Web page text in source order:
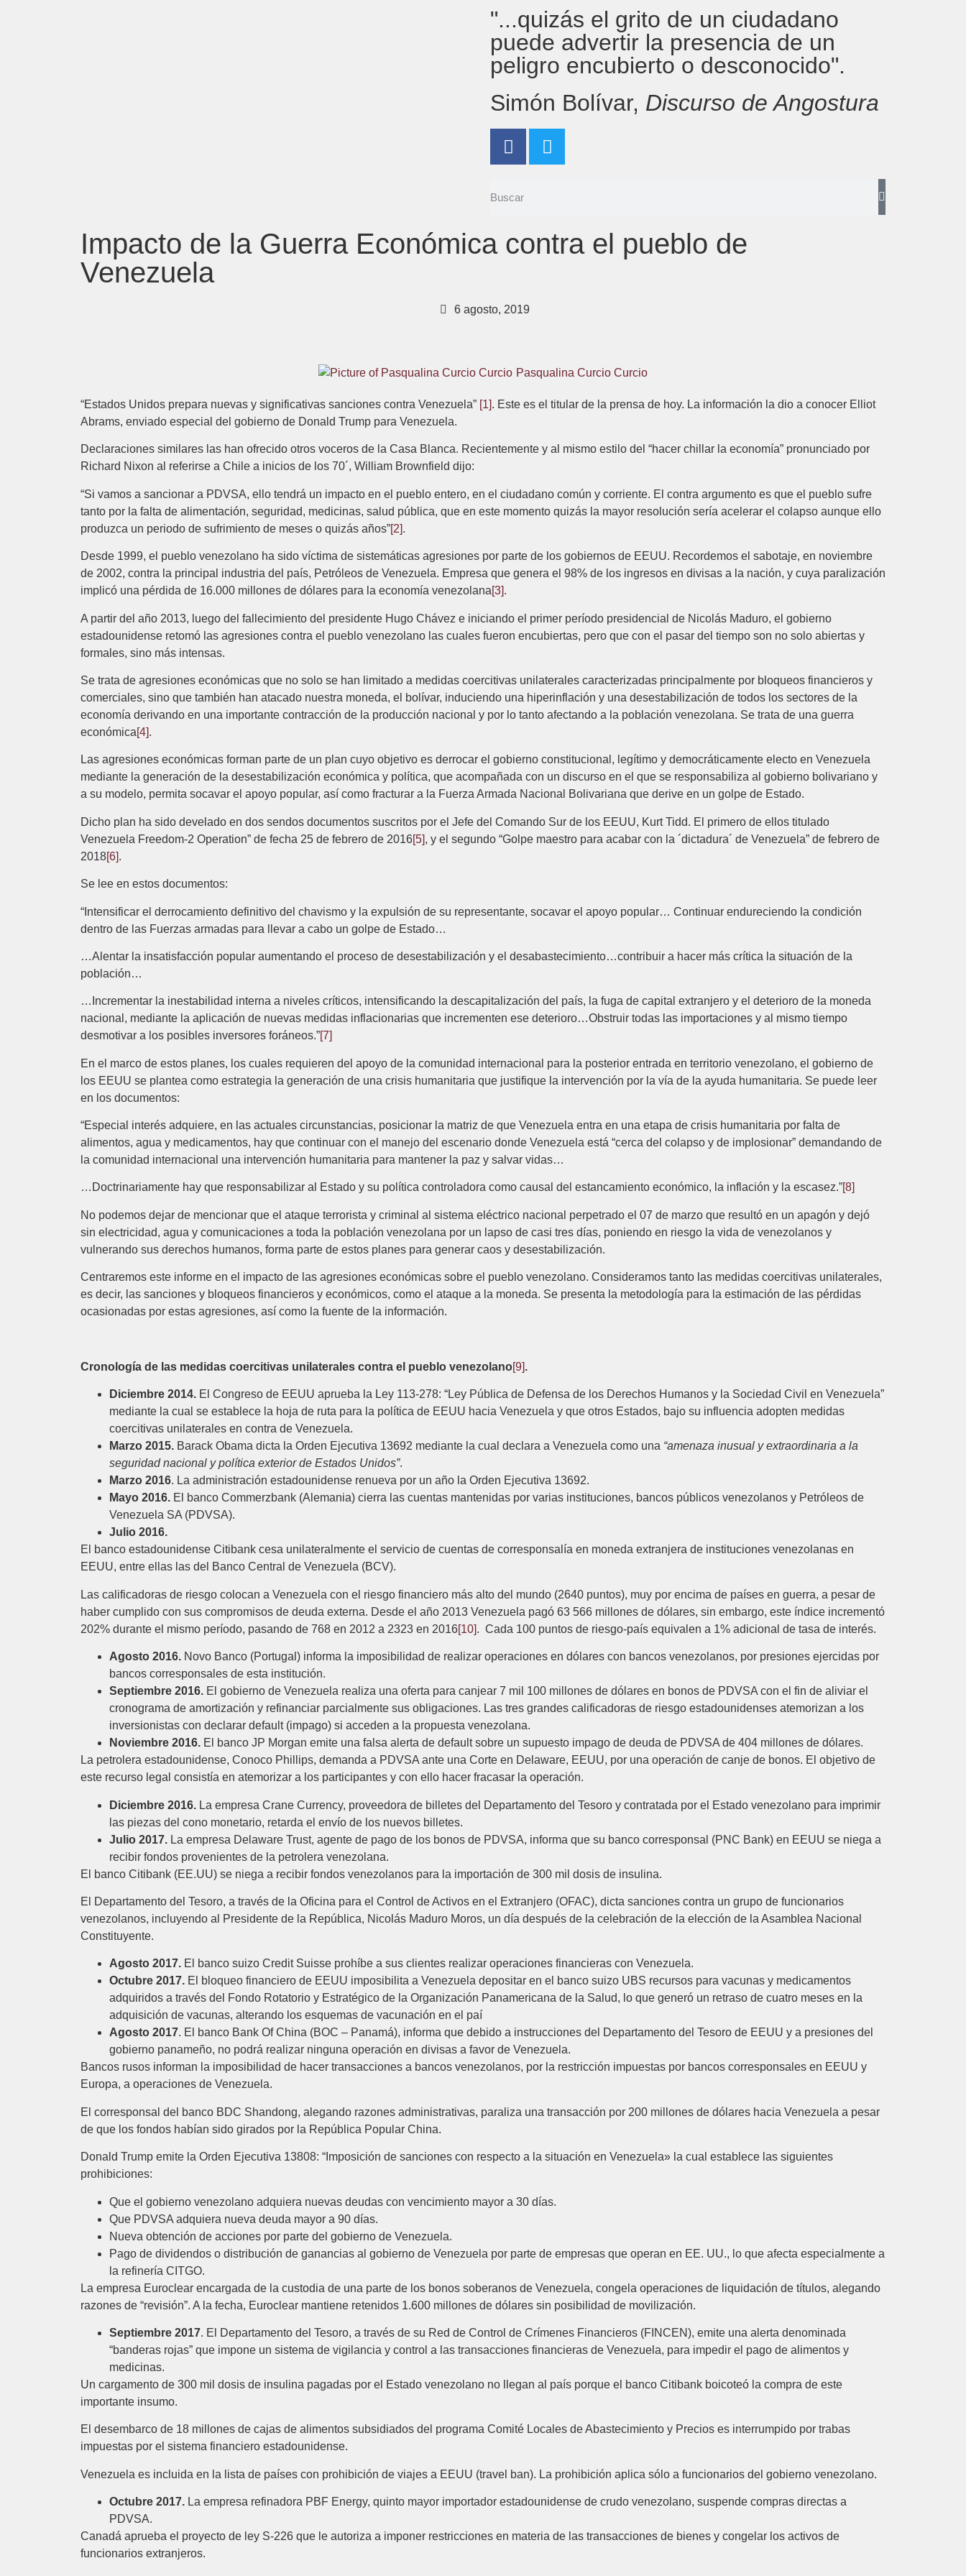
"...quizás el grito de un ciudadano
puede advertir la presencia de un
peligro encubierto o desconocido".
Simón Bolívar, Discurso de Angostura
Impacto de la Guerra Económica contra el pueblo de
Venezuela
6 agosto, 2019
Pasqualina Curcio Curcio
“Estados Unidos prepara nuevas y significativas sanciones contra Venezuela” [1]. Este es el titular de la prensa de hoy. La información la dio a conocer Elliot
Abrams, enviado especial del gobierno de Donald Trump para Venezuela.
Declaraciones similares las han ofrecido otros voceros de la Casa Blanca. Recientemente y al mismo estilo del “hacer chillar la economía” pronunciado por
Richard Nixon al referirse a Chile a inicios de los 70´, William Brownfield dijo:
“Si vamos a sancionar a PDVSA, ello tendrá un impacto en el pueblo entero, en el ciudadano común y corriente. El contra argumento es que el pueblo sufre
tanto por la falta de alimentación, seguridad, medicinas, salud pública, que en este momento quizás la mayor resolución sería acelerar el colapso aunque ello
produzca un periodo de sufrimiento de meses o quizás años”[2].
Desde 1999, el pueblo venezolano ha sido víctima de sistemáticas agresiones por parte de los gobiernos de EEUU. Recordemos el sabotaje, en noviembre
de 2002, contra la principal industria del país, Petróleos de Venezuela. Empresa que genera el 98% de los ingresos en divisas a la nación, y cuya paralización
implicó una pérdida de 16.000 millones de dólares para la economía venezolana[3].
A partir del año 2013, luego del fallecimiento del presidente Hugo Chávez e iniciando el primer período presidencial de Nicolás Maduro, el gobierno
estadounidense retomó las agresiones contra el pueblo venezolano las cuales fueron encubiertas, pero que con el pasar del tiempo son no solo abiertas y
formales, sino más intensas.
Se trata de agresiones económicas que no solo se han limitado a medidas coercitivas unilaterales caracterizadas principalmente por bloqueos financieros y
comerciales, sino que también han atacado nuestra moneda, el bolívar, induciendo una hiperinflación y una desestabilización de todos los sectores de la
economía derivando en una importante contracción de la producción nacional y por lo tanto afectando a la población venezolana. Se trata de una guerra
económica[4].
Las agresiones económicas forman parte de un plan cuyo objetivo es derrocar el gobierno constitucional, legítimo y democráticamente electo en Venezuela
mediante la generación de la desestabilización económica y política, que acompañada con un discurso en el que se responsabiliza al gobierno bolivariano y
a su modelo, permita socavar el apoyo popular, así como fracturar a la Fuerza Armada Nacional Bolivariana que derive en un golpe de Estado.
Dicho plan ha sido develado en dos sendos documentos suscritos por el Jefe del Comando Sur de los EEUU, Kurt Tidd. El primero de ellos titulado
Venezuela Freedom-2 Operation” de fecha 25 de febrero de 2016[5], y el segundo “Golpe maestro para acabar con la ´dictadura´ de Venezuela” de febrero de
2018[6].
Se lee en estos documentos:
“Intensificar el derrocamiento definitivo del chavismo y la expulsión de su representante, socavar el apoyo popular… Continuar endureciendo la condición
dentro de las Fuerzas armadas para llevar a cabo un golpe de Estado…
…Alentar la insatisfacción popular aumentando el proceso de desestabilización y el desabastecimiento…contribuir a hacer más crítica la situación de la
población…
…Incrementar la inestabilidad interna a niveles críticos, intensificando la descapitalización del país, la fuga de capital extranjero y el deterioro de la moneda
nacional, mediante la aplicación de nuevas medidas inflacionarias que incrementen ese deterioro…Obstruir todas las importaciones y al mismo tiempo
desmotivar a los posibles inversores foráneos.”[7]
En el marco de estos planes, los cuales requieren del apoyo de la comunidad internacional para la posterior entrada en territorio venezolano, el gobierno de
los EEUU se plantea como estrategia la generación de una crisis humanitaria que justifique la intervención por la vía de la ayuda humanitaria. Se puede leer
en los documentos:
“Especial interés adquiere, en las actuales circunstancias, posicionar la matriz de que Venezuela entra en una etapa de crisis humanitaria por falta de
alimentos, agua y medicamentos, hay que continuar con el manejo del escenario donde Venezuela está “cerca del colapso y de implosionar” demandando de
la comunidad internacional una intervención humanitaria para mantener la paz y salvar vidas…
…Doctrinariamente hay que responsabilizar al Estado y su política controladora como causal del estancamiento económico, la inflación y la escasez.” [8]
No podemos dejar de mencionar que el ataque terrorista y criminal al sistema eléctrico nacional perpetrado el 07 de marzo que resultó en un apagón y dejó
sin electricidad, agua y comunicaciones a toda la población venezolana por un lapso de casi tres días, poniendo en riesgo la vida de venezolanos y
vulnerando sus derechos humanos, forma parte de estos planes para generar caos y desestabilización.
Centraremos este informe en el impacto de las agresiones económicas sobre el pueblo venezolano. Consideramos tanto las medidas coercitivas unilaterales,
es decir, las sanciones y bloqueos financieros y económicos, como el ataque a la moneda. Se presenta la metodología para la estimación de las pérdidas
ocasionadas por estas agresiones, así como la fuente de la información.
Cronología de las medidas coercitivas unilaterales contra el pueblo venezolano[9].
Diciembre 2014. El Congreso de EEUU aprueba la Ley 113-278: “Ley Pública de Defensa de los Derechos Humanos y la Sociedad Civil en Venezuela”
mediante la cual se establece la hoja de ruta para la política de EEUU hacia Venezuela y que otros Estados, bajo su influencia adopten medidas
coercitivas unilaterales en contra de Venezuela.
Marzo 2015. Barack Obama dicta la Orden Ejecutiva 13692 mediante la cual declara a Venezuela como una “amenaza inusual y extraordinaria a la
seguridad nacional y política exterior de Estados Unidos”.
Marzo 2016. La administración estadounidense renueva por un año la Orden Ejecutiva 13692.
Mayo 2016. El banco Commerzbank (Alemania) cierra las cuentas mantenidas por varias instituciones, bancos públicos venezolanos y Petróleos de
Venezuela SA (PDVSA).
Julio 2016.
El banco estadounidense Citibank cesa unilateralmente el servicio de cuentas de corresponsalía en moneda extranjera de instituciones venezolanas en
EEUU, entre ellas las del Banco Central de Venezuela (BCV).
Las calificadoras de riesgo colocan a Venezuela con el riesgo financiero más alto del mundo (2640 puntos), muy por encima de países en guerra, a pesar de
haber cumplido con sus compromisos de deuda externa. Desde el año 2013 Venezuela pagó 63 566 millones de dólares, sin embargo, este índice incrementó
202% durante el mismo período, pasando de 768 en 2012 a 2323 en 2016[10]. Cada 100 puntos de riesgo-país equivalen a 1% adicional de tasa de interés.
Agosto 2016. Novo Banco (Portugal) informa la imposibilidad de realizar operaciones en dólares con bancos venezolanos, por presiones ejercidas por
bancos corresponsales de esta institución.
Septiembre 2016. El gobierno de Venezuela realiza una oferta para canjear 7 mil 100 millones de dólares en bonos de PDVSA con el fin de aliviar el
cronograma de amortización y refinanciar parcialmente sus obligaciones. Las tres grandes calificadoras de riesgo estadounidenses atemorizan a los
inversionistas con declarar default (impago) si acceden a la propuesta venezolana.
Noviembre 2016. El banco JP Morgan emite una falsa alerta de default sobre un supuesto impago de deuda de PDVSA de 404 millones de dólares.
La petrolera estadounidense, Conoco Phillips, demanda a PDVSA ante una Corte en Delaware, EEUU, por una operación de canje de bonos. El objetivo de
este recurso legal consistía en atemorizar a los participantes y con ello hacer fracasar la operación.
Diciembre 2016. La empresa Crane Currency, proveedora de billetes del Departamento del Tesoro y contratada por el Estado venezolano para imprimir
las piezas del cono monetario, retarda el envío de los nuevos billetes.
Julio 2017. La empresa Delaware Trust, agente de pago de los bonos de PDVSA, informa que su banco corresponsal (PNC Bank) en EEUU se niega a
recibir fondos provenientes de la petrolera venezolana.
El banco Citibank (EE.UU) se niega a recibir fondos venezolanos para la importación de 300 mil dosis de insulina.
El Departamento del Tesoro, a través de la Oficina para el Control de Activos en el Extranjero (OFAC), dicta sanciones contra un grupo de funcionarios
venezolanos, incluyendo al Presidente de la República, Nicolás Maduro Moros, un día después de la celebración de la elección de la Asamblea Nacional
Constituyente.
Agosto 2017. El banco suizo Credit Suisse prohíbe a sus clientes realizar operaciones financieras con Venezuela.
Octubre 2017. El bloqueo financiero de EEUU imposibilita a Venezuela depositar en el banco suizo UBS recursos para vacunas y medicamentos
adquiridos a través del Fondo Rotatorio y Estratégico de la Organización Panamericana de la Salud, lo que generó un retraso de cuatro meses en la
adquisición de vacunas, alterando los esquemas de vacunación en el paí
Agosto 2017. El banco Bank Of China (BOC – Panamá), informa que debido a instrucciones del Departamento del Tesoro de EEUU y a presiones del
gobierno panameño, no podrá realizar ninguna operación en divisas a favor de Venezuela.
Bancos rusos informan la imposibilidad de hacer transacciones a bancos venezolanos, por la restricción impuestas por bancos corresponsales en EEUU y
Europa, a operaciones de Venezuela.
El corresponsal del banco BDC Shandong, alegando razones administrativas, paraliza una transacción por 200 millones de dólares hacia Venezuela a pesar
de que los fondos habían sido girados por la República Popular China.
Donald Trump emite la Orden Ejecutiva 13808: “Imposición de sanciones con respecto a la situación en Venezuela» la cual establece las siguientes
prohibiciones:
Que el gobierno venezolano adquiera nuevas deudas con vencimiento mayor a 30 días.
Que PDVSA adquiera nueva deuda mayor a 90 días.
Nueva obtención de acciones por parte del gobierno de Venezuela.
Pago de dividendos o distribución de ganancias al gobierno de Venezuela por parte de empresas que operan en EE. UU., lo que afecta especialmente a
la refinería CITGO.
La empresa Euroclear encargada de la custodia de una parte de los bonos soberanos de Venezuela, congela operaciones de liquidación de títulos, alegando
razones de “revisión”. A la fecha, Euroclear mantiene retenidos 1.600 millones de dólares sin posibilidad de movilización.
Septiembre 2017. El Departamento del Tesoro, a través de su Red de Control de Crímenes Financieros (FINCEN), emite una alerta denominada
“banderas rojas” que impone un sistema de vigilancia y control a las transacciones financieras de Venezuela, para impedir el pago de alimentos y
medicinas.
Un cargamento de 300 mil dosis de insulina pagadas por el Estado venezolano no llegan al país porque el banco Citibank boicoteó la compra de este
importante insumo.
El desembarco de 18 millones de cajas de alimentos subsidiados del programa Comité Locales de Abastecimiento y Precios es interrumpido por trabas
impuestas por el sistema financiero estadounidense.
Venezuela es incluida en la lista de países con prohibición de viajes a EEUU (travel ban). La prohibición aplica sólo a funcionarios del gobierno venezolano.
Octubre 2017. La empresa refinadora PBF Energy, quinto mayor importador estadounidense de crudo venezolano, suspende compras directas a
PDVSA.
Canadá aprueba el proyecto de ley S-226 que le autoriza a imponer restricciones en materia de las transacciones de bienes y congelar los activos de
funcionarios extranjeros.